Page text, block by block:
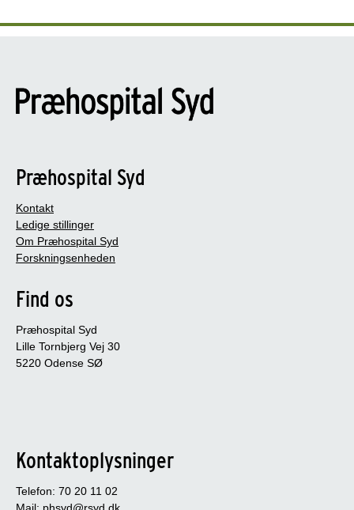
Præhospital Syd
Kontakt
Ledige stillinger
Om Præhospital Syd
Forskningsenheden
Find os
Præhospital Syd
Lille Tornbjerg Vej 30
5220 Odense SØ
Kontaktoplysninger
Telefon: 70 20 11 02
Mail: phsyd@rsyd.dk